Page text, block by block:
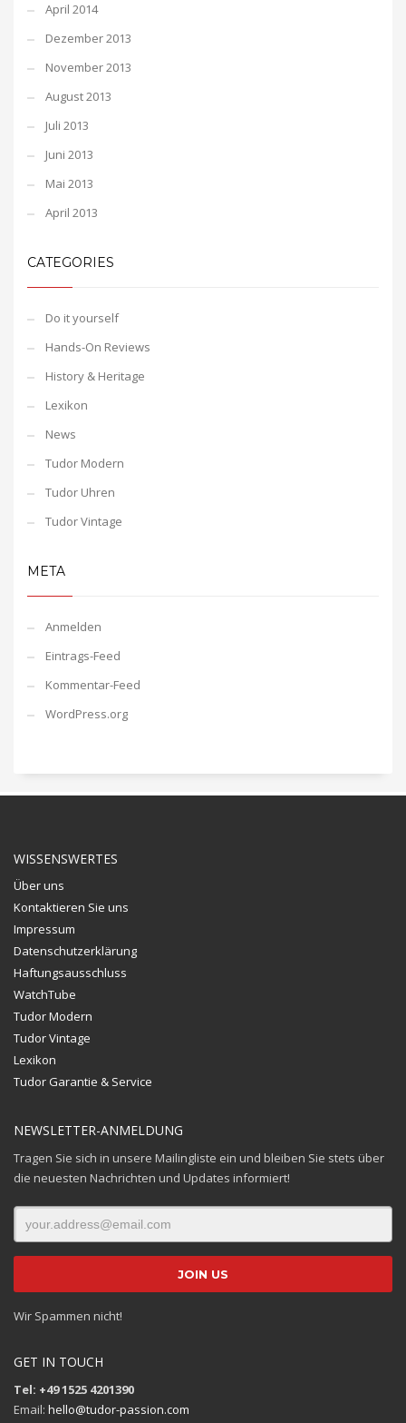
April 2014
Dezember 2013
November 2013
August 2013
Juli 2013
Juni 2013
Mai 2013
April 2013
CATEGORIES
Do it yourself
Hands-On Reviews
History & Heritage
Lexikon
News
Tudor Modern
Tudor Uhren
Tudor Vintage
META
Anmelden
Eintrags-Feed
Kommentar-Feed
WordPress.org
WISSENSWERTES
Über uns
Kontaktieren Sie uns
Impressum
Datenschutzerklärung
Haftungsausschluss
WatchTube
Tudor Modern
Tudor Vintage
Lexikon
Tudor Garantie & Service
NEWSLETTER-ANMELDUNG
Tragen Sie sich in unsere Mailingliste ein und bleiben Sie stets über
die neuesten Nachrichten und Updates informiert!
Wir Spammen nicht!
GET IN TOUCH
Tel: +49 1525 4201390
Email: hello@tudor-passion.com